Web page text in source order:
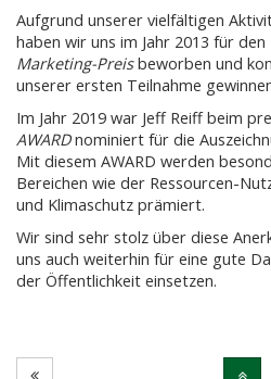
Aufgrund unserer vielfältigen
haben wir uns im Jahr 2013 für den
Marketing-Preisbeworben und
unserer ersten Teilnahme
Im Jahr 2019 war Jeff Reiff beim
AWARDnominiert für die
Mit diesem AWARD werden
Bereichen wie der Ressourcen-
und Klimaschutz prämiert.
Wir sind sehr stolz über diese
uns auch weiterhin für eine gute
der Öffentlichkeit einsetzen.